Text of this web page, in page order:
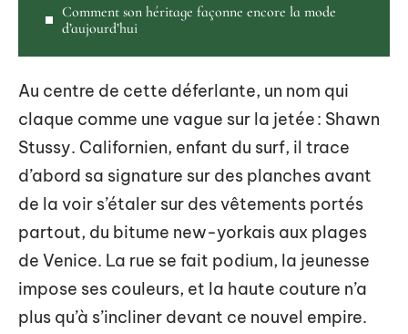
Comment son héritage façonne encore la mode
d’aujourd’hui
Au centre de cette déferlante, un nom qui
claque comme une vague sur la jetée : Shawn
Stussy. Californien, enfant du surf, il trace
d’abord sa signature sur des planches avant
de la voir s’étaler sur des vêtements portés
partout, du bitume new-yorkais aux plages
de Venice. La rue se fait podium, la jeunesse
impose ses couleurs, et la haute couture n’a
plus qu’à s’incliner devant ce nouvel empire.